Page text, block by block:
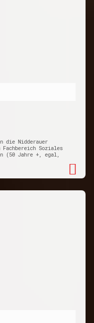
die Nidderauer
Fachbereich Soziales
(50 Jahre +, egal,